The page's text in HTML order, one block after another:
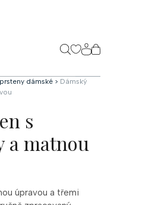
NÁKUPNÍ
KOŠÍK
dámské > Dámský
s
matnou
úpravou a třemi